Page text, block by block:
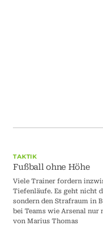
TAKTIK
Fußball ohne Höhe
Viele Trainer fordern
Tiefenläufe. Es geht nicht
sondern den Strafraum in
bei Teams wie Arsenal
von Marius Thomas